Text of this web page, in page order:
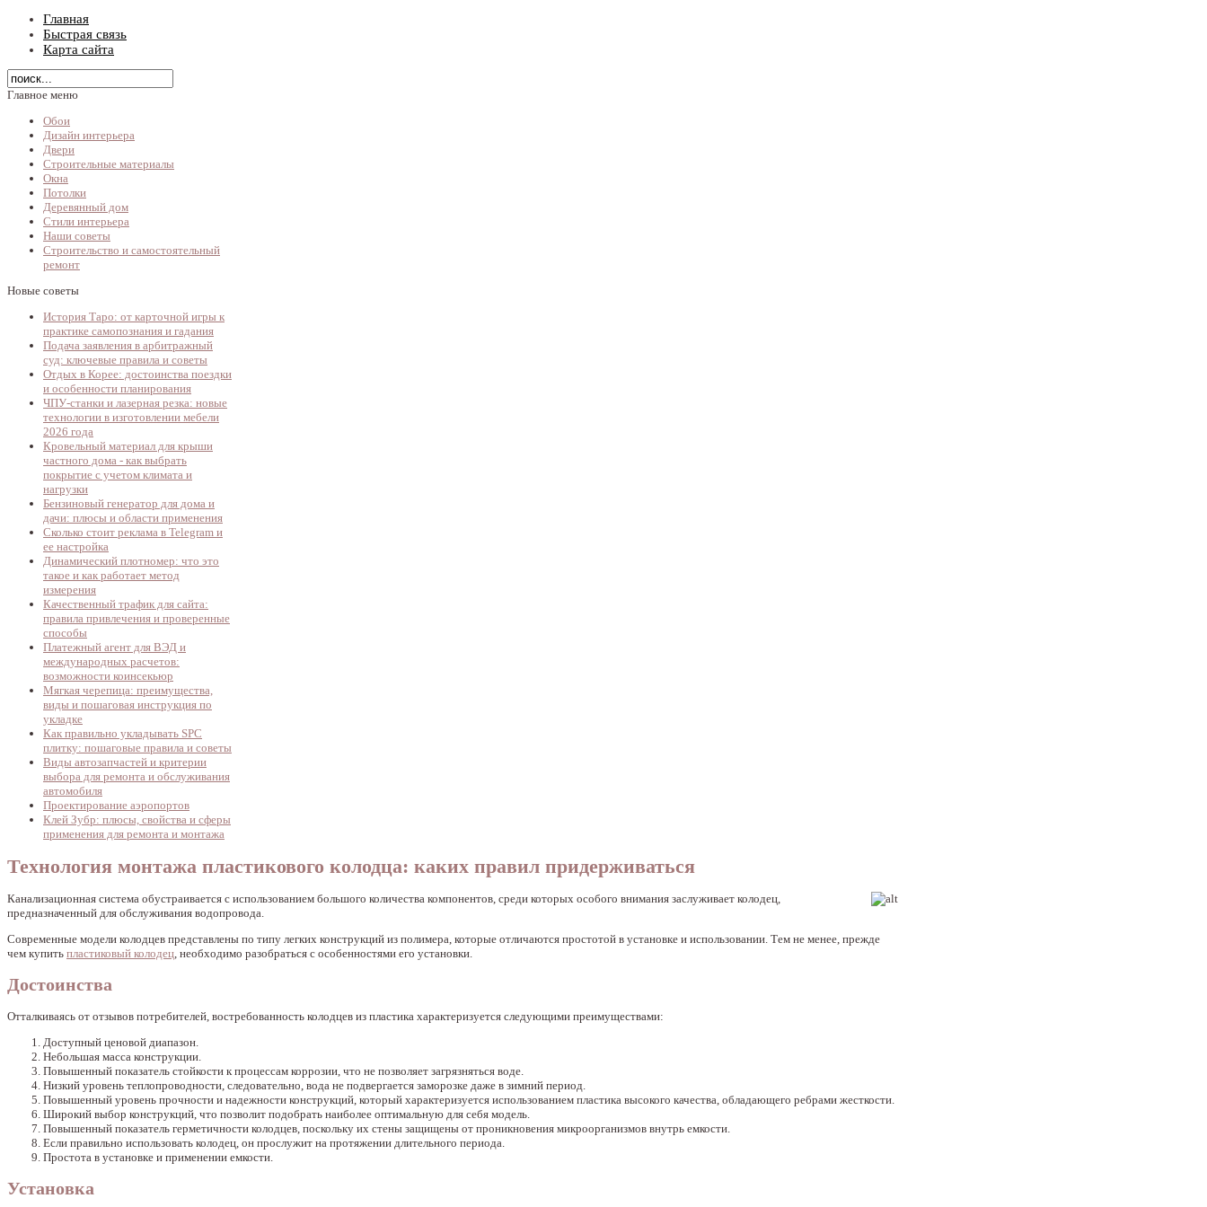
Главная
Быстрая связь
Карта сайта
Главное меню
Обои
Дизайн интерьера
Двери
Строительные материалы
Окна
Потолки
Деревянный дом
Стили интерьера
Наши советы
Строительство и самостоятельный
ремонт
Новые советы
История Таро: от карточной игры к
практике самопознания и гадания
Подача заявления в арбитражный
суд: ключевые правила и советы
Отдых в Корее: достоинства поездки
и особенности планирования
ЧПУ-станки и лазерная резка: новые
технологии в изготовлении мебели
2026 года
Кровельный материал для крыши
частного дома - как выбрать
покрытие с учетом климата и
нагрузки
Бензиновый генератор для дома и
дачи: плюсы и области применения
Сколько стоит реклама в Telegram и
ее настройка
Динамический плотномер: что это
такое и как работает метод
измерения
Качественный трафик для сайта:
правила привлечения и проверенные
способы
Платежный агент для ВЭД и
международных расчетов:
возможности коинсекьюр
Мягкая черепица: преимущества,
виды и пошаговая инструкция по
укладке
Как правильно укладывать SPC
плитку: пошаговые правила и советы
Виды автозапчастей и критерии
выбора для ремонта и обслуживания
автомобиля
Проектирование аэропортов
Клей Зубр: плюсы, свойства и сферы
применения для ремонта и монтажа
Технология монтажа пластикового колодца: каких правил придерживаться
Канализационная система обустраивается с использованием большого количества компонентов, среди которых особого внимания заслуживает колодец,
предназначенный для обслуживания водопровода.
Современные модели колодцев представлены по типу легких конструкций из полимера, которые отличаются простотой в установке и использовании. Тем не менее, прежде
чем купить пластиковый колодец , необходимо разобраться с особенностями его установки.
Достоинства
Отталкиваясь от отзывов потребителей, востребованность колодцев из пластика характеризуется следующими преимуществами:
Доступный ценовой диапазон.
Небольшая масса конструкции.
Повышенный показатель стойкости к процессам коррозии, что не позволяет загрязняться воде.
Низкий уровень теплопроводности, следовательно, вода не подвергается заморозке даже в зимний период.
Повышенный уровень прочности и надежности конструкций, который характеризуется использованием пластика высокого качества, обладающего ребрами жесткости.
Широкий выбор конструкций, что позволит подобрать наиболее оптимальную для себя модель.
Повышенный показатель герметичности колодцев, поскольку их стены защищены от проникновения микроорганизмов внутрь емкости.
Если правильно использовать колодец, он прослужит на протяжении длительного периода.
Простота в установке и применении емкости.
Установка